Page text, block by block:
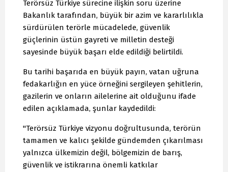
Terörsüz Türkiye sürecine ilişkin soru üzerine
Bakanlık tarafından, büyük bir azim ve kararlılıkla
sürdürülen terörle mücadelede, güvenlik
güçlerinin üstün gayreti ve milletin desteği
sayesinde büyük başarı elde edildiği belirtildi.
Bu tarihi başarıda en büyük payın, vatan uğruna
fedakarlığın en yüce örneğini sergileyen şehitlerin,
gazilerin ve onların ailelerine ait olduğunu ifade
edilen açıklamada, şunlar kaydedildi:
"Terörsüz Türkiye vizyonu doğrultusunda, terörün
tamamen ve kalıcı şekilde gündemden çıkarılması
yalnızca ülkemizin değil, bölgemizin de barış,
güvenlik ve istikrarına önemli katkılar